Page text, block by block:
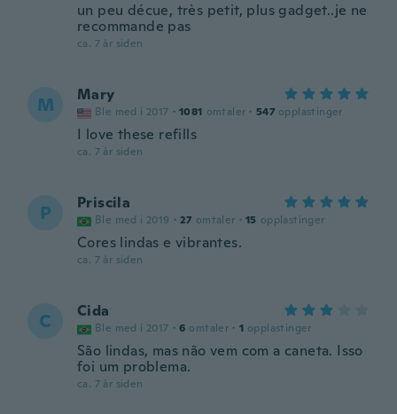
un peu décue, très petit, plus gadget..je ne
recommande pas
ca. 7 år siden
M Mary
Ble med i 2017 · 1081 omtaler · 547 opplastinger
I love these refills
ca. 7 år siden
P Priscila
Ble med i 2019 · 27 omtaler · 15 opplastinger
Cores lindas e vibrantes.
ca. 7 år siden
C Cida
Ble med i 2017 · 6 omtaler · 1 opplastinger
São lindas, mas não vem com a caneta. Isso
foi um problema.
ca. 7 år siden